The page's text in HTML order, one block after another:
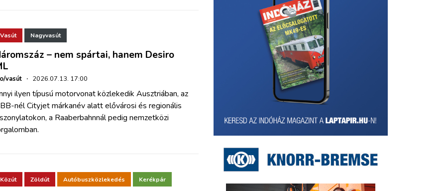
Vasút Nagyvasút
– nem spártai, hanem Desiro
vasút · 2026.07.13. 17:00
ilyen típusú motorvonat közlekedik Ausztriában, az
nél Cityjet márkanév alatt elővárosi és regionális
a Raaberbahnnál pedig nemzetközi
Közút Zöldút Autóbuszközlekedés Kerékpár